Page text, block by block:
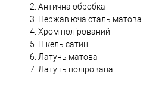
Антична обробка
Нержавіюча сталь матова
Хром полірований
Нікель сатин
Латунь матова
Латунь полірована